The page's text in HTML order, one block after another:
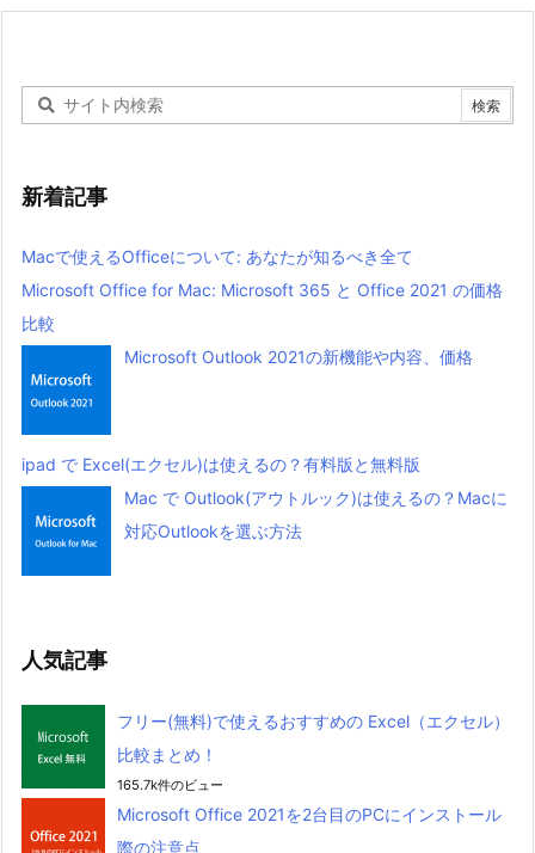
新着記事
Macで使えるOfficeについて: あなたが知るべき全て
Microsoft Office for Mac: Microsoft 365 と Office 2021 の価格
比較
Microsoft Outlook 2021の新機能や内容、価格
ipad で Excel(エクセル)は使えるの？有料版と無料版
Mac で Outlook(アウトルック)は使えるの？Macに
対応Outlookを選ぶ方法
人気記事
フリー(無料)で使えるおすすめの Excel（エクセル）
比較まとめ！
165.7k件のビュー
Microsoft Office 2021を2台目のPCにインストール
際の注意点